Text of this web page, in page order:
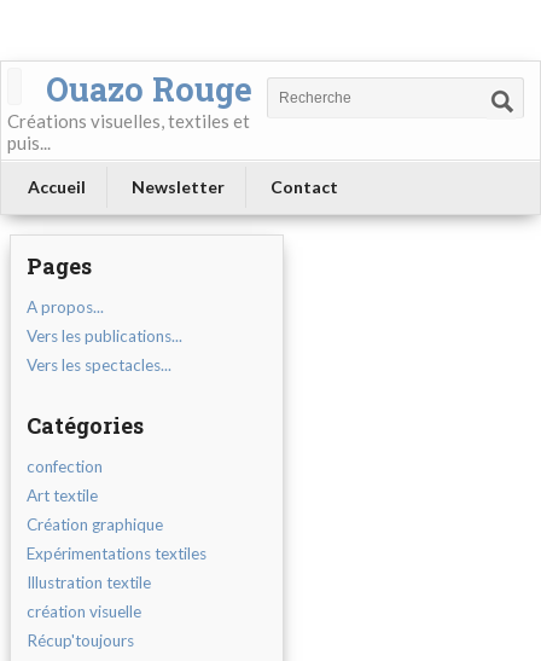
Ouazo Rouge
Créations visuelles, textiles et
puis...
Accueil Newsletter Contact
Pages
A propos...
Vers les publications...
Vers les spectacles...
Catégories
confection
Art textile
Création graphique
Expérimentations textiles
Illustration textile
création visuelle
Récup'toujours